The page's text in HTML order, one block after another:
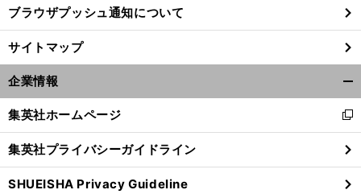
ブラウザプッシュ通知について
サイトマップ
企業情報
閉
る
集英社ホームページ
新
し
い
ウ
ィ
集英社プライバシーガイドライン
SHUEISHA Privacy Guideline